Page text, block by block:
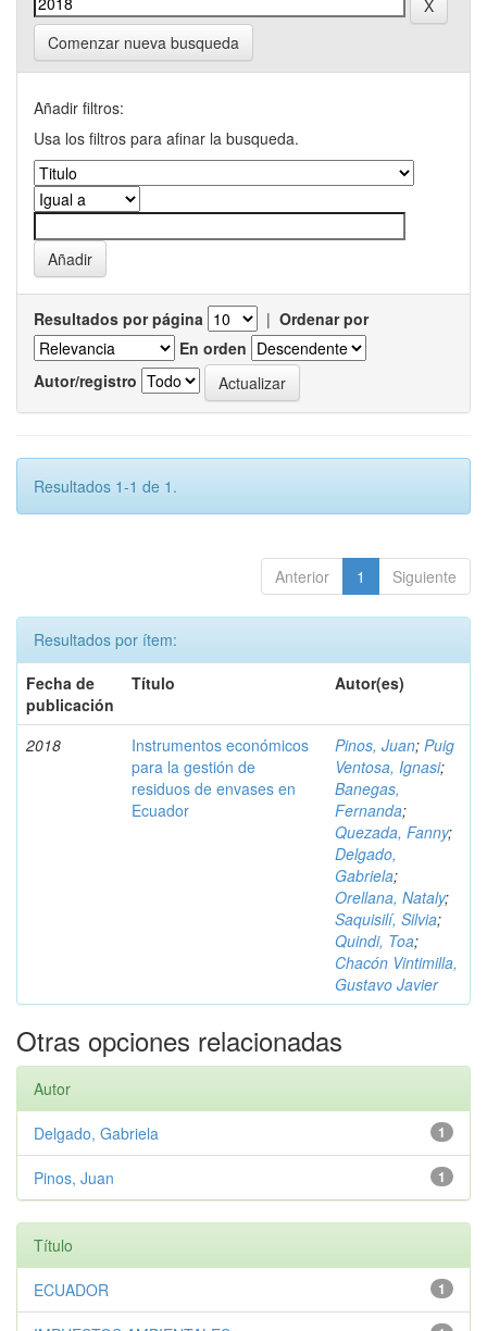
Comenzar nueva busqueda
Añadir filtros:
Usa los filtros para afinar la busqueda.
Resultados por página | Ordenar por
En orden
Autor/registro
Resultados 1-1 de 1.
Anterior 1 Siguiente
Resultados por ítem:
Fecha de
publicación
Título Autor(es)
2018
Instrumentos económicos
para la gestión de
residuos de envases en
Ecuador
Pinos, Juan; Puig
Ventosa, Ignasi;
Banegas,
Fernanda;
Quezada, Fanny;
Delgado,
Gabriela;
Orellana, Nataly;
Saquisilí, Silvia;
Quindi, Toa;
Chacón Vintimilla,
Gustavo Javier
Otras opciones relacionadas
Autor
1
Delgado, Gabriela
1
Pinos, Juan
Título
1
ECUADOR